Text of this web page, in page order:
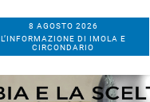
8 AGOSTO 2026
L’INFORMAZIONE DI IMOLA E
CIRCONDARIO